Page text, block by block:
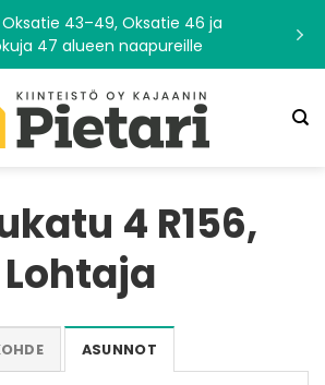
43–49, Oksatie 46 ja
47 alueen naapureille
4 R156,
Lohtaja
ASUNNOT